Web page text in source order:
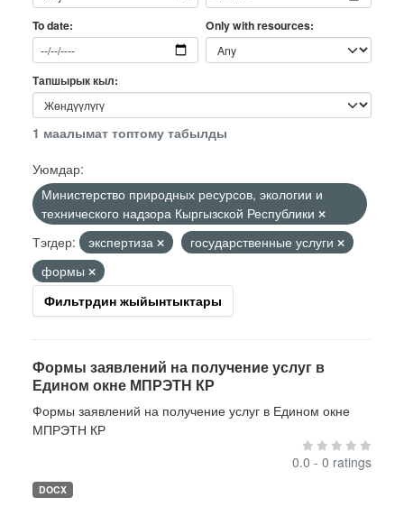
To date Only with resources
Тапшырык кыл
1 маалымат топтому табылды
Уюмдар:
Министерство природных ресурсов, экологии и
технического надзора Кыргызской Республики
Тэгдер:
экспертиза
государственные услуги
формы
Фильтрдин жыйынтыктары
Формы заявлений на получение услуг в
Едином окне МПРЭТН КР
Формы заявлений на получение услуг в Едином окне
МПРЭТН КР
0.0 - 0 ratings
DOCX